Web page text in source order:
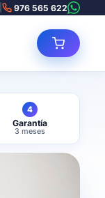
976 565 622
4
Garantía
3 meses